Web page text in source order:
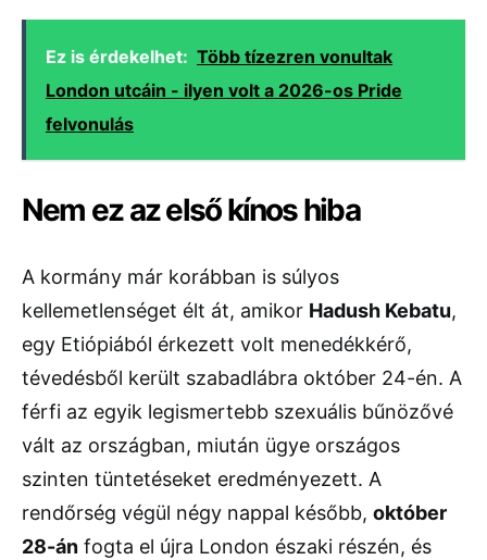
Ez is érdekelhet: Több tízezren vonultak
London utcáin - ilyen volt a 2026-os Pride
felvonulás
Nem ez az első kínos hiba
A kormány már korábban is súlyos
kellemetlenséget élt át, amikor Hadush Kebatu,
egy Etiópiából érkezett volt menedékkérő,
tévedésből került szabadlábra október 24-én. A
férfi az egyik legismertebb szexuális bűnözővé
vált az országban, miután ügye országos
szinten tüntetéseket eredményezett. A
rendőrség végül négy nappal később, október
28-án fogta el újra London északi részén, és